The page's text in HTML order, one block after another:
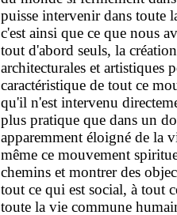
puisse intervenir dans toute
c'est ainsi que ce que nous
tout d'abord seuls, la
architecturales et artistiques
caractéristique de tout ce
qu'il n'est intervenu
plus pratique que dans un
apparemment éloigné de la
même ce mouvement
chemins et montrer des
tout ce qui est social, à tout
toute la vie commune